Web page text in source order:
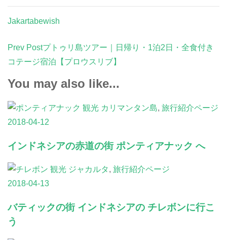
Jakartabewish
Post
Navigation
Prev Postプトゥリ島ツアー｜日帰り・1泊2日・全食付き
コテージ宿泊【プロウスリブ】
You may also like...
カリマンタン島, 旅行紹介ページ
2018-04-12
インドネシアの赤道の街 ポンティアナック へ
ジャカルタ, 旅行紹介ページ
2018-04-13
バティックの街 インドネシアの チレボンに行こ
う